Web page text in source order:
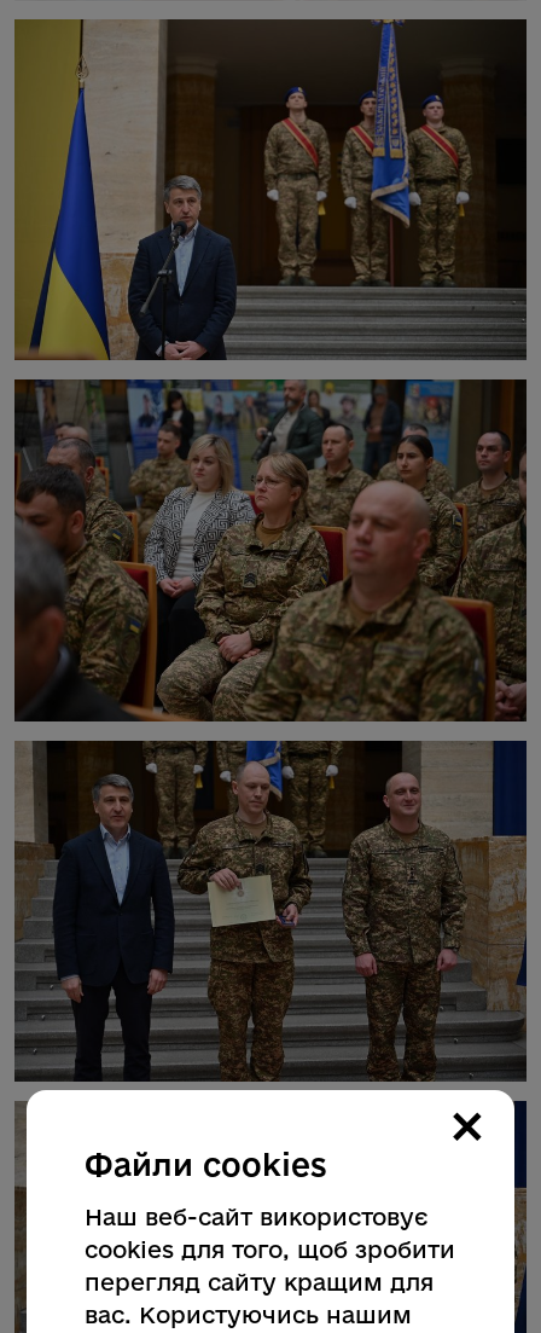
×
Файли cookies
Наш веб-сайт використовує
cookies для того, щоб зробити
перегляд сайту кращим для
вас. Користуючись нашим